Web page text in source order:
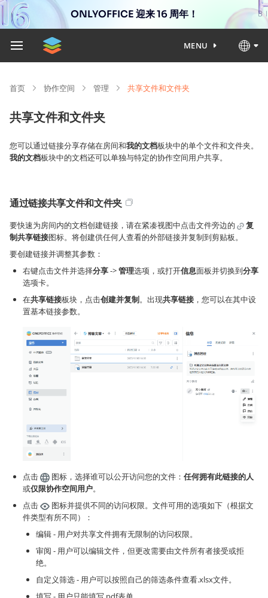
ONLYOFFICE 迎来 16 周年！
MENU
首页 协作空间 管理 共享文件和文件夹
共享文件和文件夹
您可以通过链接分享存储在房间和我的文档板块中的单个文件和文件夹。
我的文档板块中的文档还可以单独与特定的协作空间用户共享。
通过链接共享文件和文件夹
要快速为房间内的文档创建链接，请在紧凑视图中点击文件旁边的
复
制共享链接图标。将创建供任何人查看的外部链接并复制到剪贴板。
要创建链接并调整其参数：
右键点击文件并选择分享->管理选项，或打开信息面板并切换到分享
选项卡。
在共享链接板块，点击创建并复制。出现共享链接 ，您可以在其中设
置基本链接参数。
点击 图标，选择谁可以公开访问您的文件： 任何拥有此链接的人
或仅限协作空间用户。
点击
图标并提供不同的访问权限。文件可用的选项如下（根据文
件类型有所不同）：
编辑 - 用户对共享文件拥有无限制的访问权限。
审阅 - 用户可以编辑文件，但更改需要由文件所有者接受或拒
绝。
自定义筛选 - 用户可以按照自己的筛选条件查看.xlsx文件。